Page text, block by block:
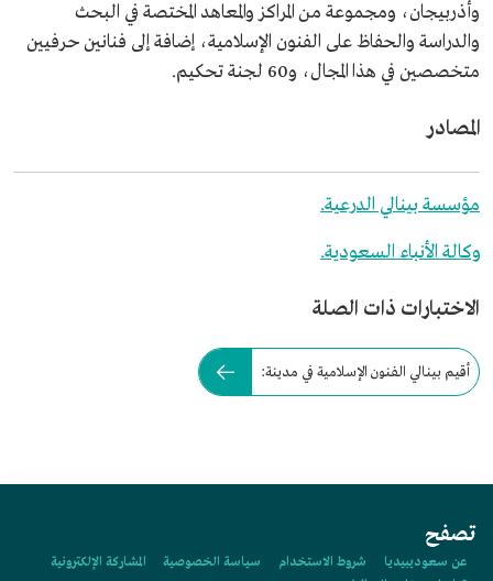
وأذربيجان، ومجموعة من المراكز والمعاهد المختصة في البحث
والدراسة والحفاظ على الفنون الإسلامية، إضافة إلى فنانين حرفيين
متخصصين في هذا المجال، و60 لجنة تحكيم.
المصادر
مؤسسة بينالي الدرعية.
وكالة الأنباء السعودية.
الاختبارات ذات الصلة
أقيم بينالي الفنون الإسلامية في مدينة:
تصفح
عن سعوديبيديا شروط الاستخدام سياسة الخصوصية
المشاركة الإلكترونية